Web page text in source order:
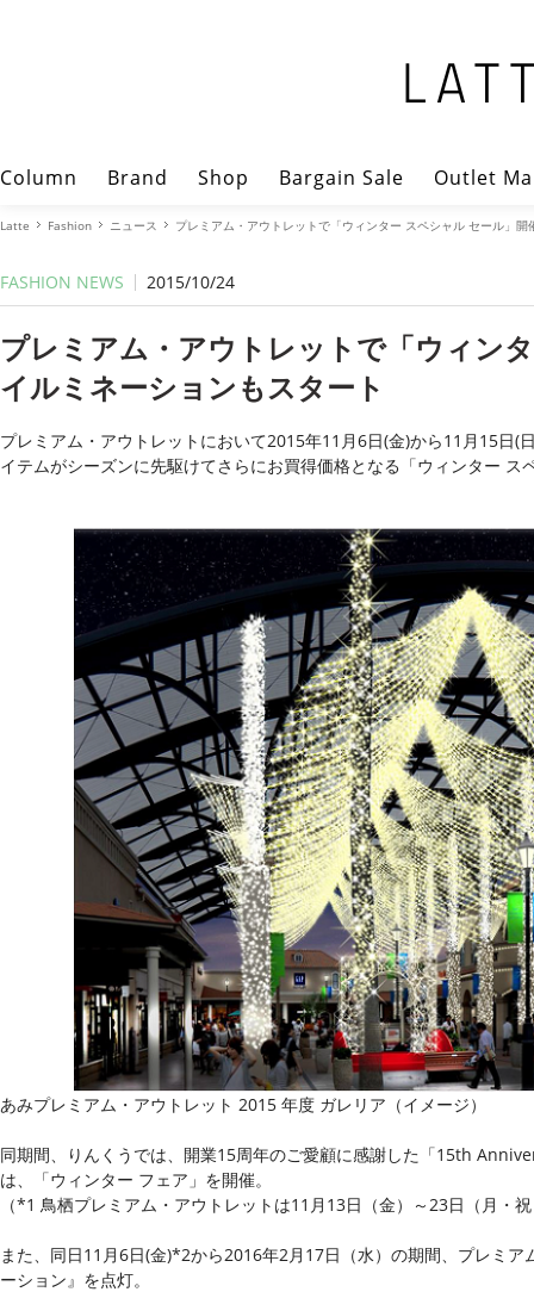
Column Brand Shop Bargain Sale Outlet
Latte Fashion ニュース プレミアム・アウトレットで「ウィンター スペシャル セール」
FASHION NEWS 2015/10/24
プレミアム・アウトレットで「ウィン
イルミネーションもスタート
プレミアム・アウトレットにおいて2015年11月6日(金)から11月15日
イテムがシーズンに先駆けてさらにお買得価格となる「ウィンター ス
あみプレミアム・アウトレット 2015 年度 ガレリア（イメージ）
同期間、りんくうでは、開業15周年のご愛顧に感謝した「15th
は、「ウィンター フェア」を開催。
（*1 鳥栖プレミアム・アウトレットは11月13日（金）～23日（月・
また、同日11月6日(金)*2から2016年2月17日（水）の期間、プレミ
ーション』を点灯。